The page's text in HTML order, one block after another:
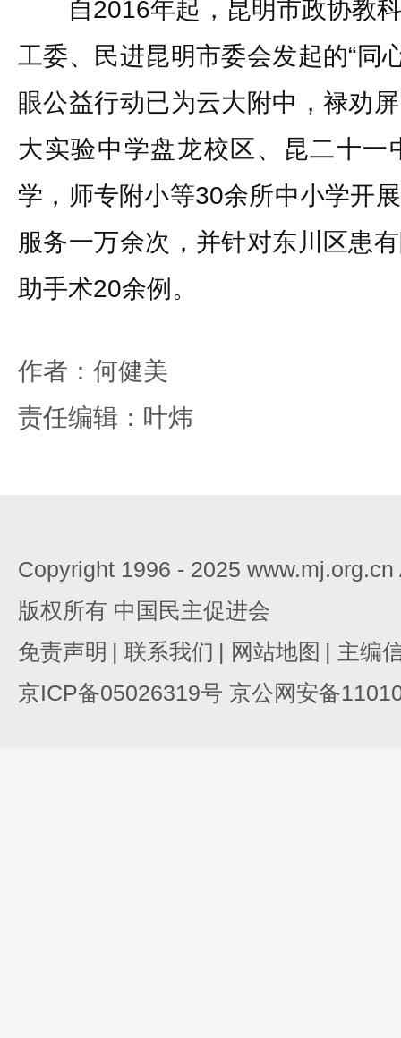
自2016年起，昆明市政协教科
工委、民进昆明市委会发起的“同
眼公益行动已为云大附中，禄劝
大实验中学盘龙校区、昆二十一
学，师专附小等30余所中小学开
服务一万余次，并针对东川区患
助手术20余例。
作者：何健美
责任编辑：叶炜
Copyright 1996 - 2025
版权所有 中国民主促进会
免责声明 | 联系我们 | 网站地图 | 主编
京ICP备05026319号 京公网安备